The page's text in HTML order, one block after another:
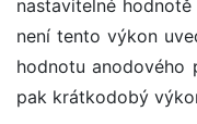
nastavitelné
není tento výkon
hodnotu anodového
pak krátkodobý